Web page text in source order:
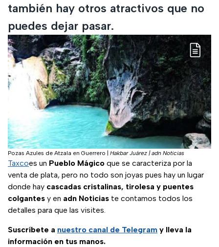
también hay otros atractivos que no
puedes dejar pasar.
Pozas Azules de Atzala en Guerrero Hakbar Juárez | adn Noticias
Taxcoes un Pueblo Mágico que se caracteriza por la
venta de plata, pero no todo son joyas pues hay un lugar
donde hay cascadas cristalinas, tirolesa y puentes
colgantes y en adn Noticias te contamos todos los
detalles para que las visites.
Suscríbete a nuestro canal de Telegram y lleva la
información en tus manos.